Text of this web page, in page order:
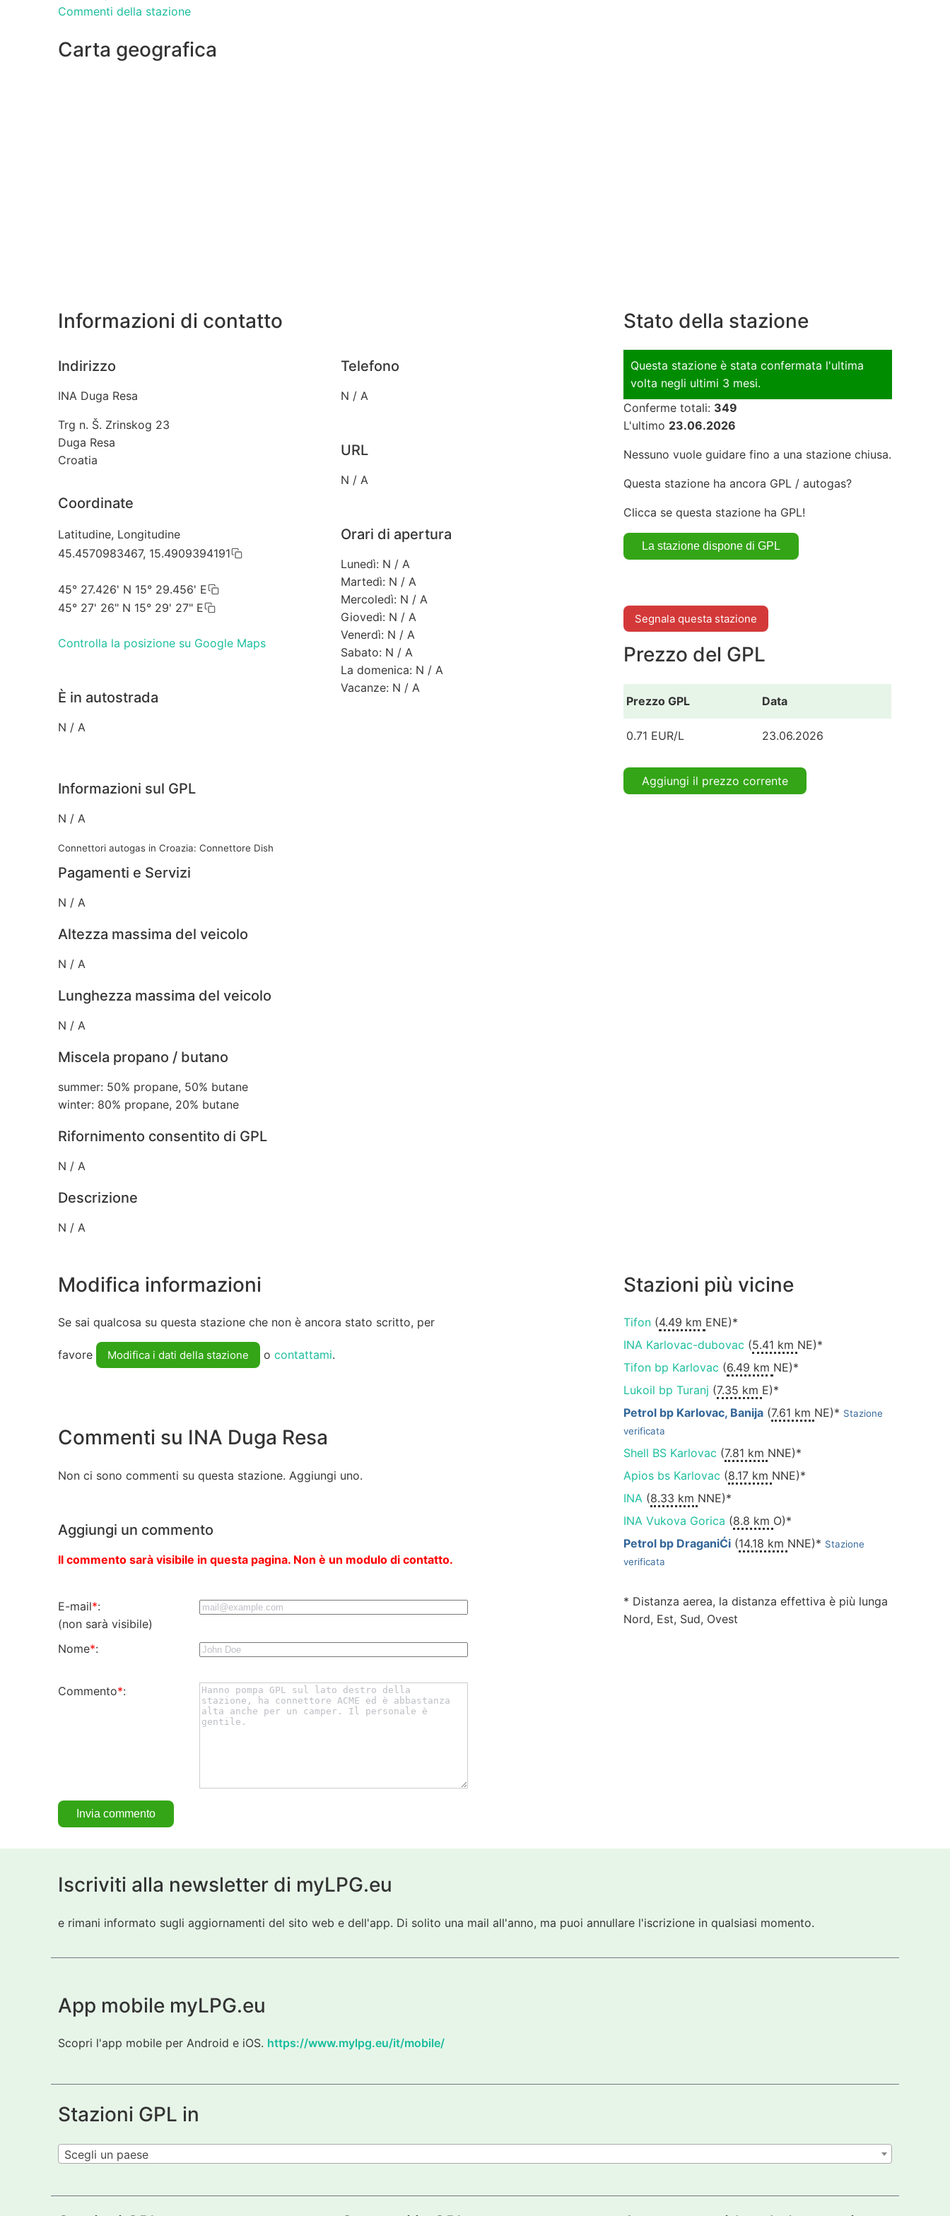
Commenti della stazione
Carta geografica
Informazioni di contatto
Indirizzo
INA Duga Resa
Trg n. Š. Zrinskog 23
Duga Resa
Croatia
Coordinate
Latitudine, Longitudine
45.4570983467, 15.4909394191
45° 27.426' N 15° 29.456' E
45° 27' 26" N 15° 29' 27" E
Controlla la posizione su Google Maps
È in autostrada
N / A
Telefono
N / A
URL
N / A
Orari di apertura
Lunedì: N / A
Martedì: N / A
Mercoledì: N / A
Giovedì: N / A
Venerdì: N / A
Sabato: N / A
La domenica: N / A
Vacanze: N / A
Informazioni sul GPL
N / A
Connettori autogas in Croazia: Connettore Dish
Pagamenti e Servizi
N / A
Altezza massima del veicolo
N / A
Lunghezza massima del veicolo
N / A
Miscela propano / butano
summer: 50% propane, 50% butane
winter: 80% propane, 20% butane
Rifornimento consentito di GPL
N / A
Descrizione
N / A
Stato della stazione
Questa stazione è stata confermata l'ultima
volta negli ultimi 3 mesi.
Conferme totali: 349
L'ultimo 23.06.2026
Nessuno vuole guidare fino a una stazione chiusa.
Questa stazione ha ancora GPL / autogas?
Clicca se questa stazione ha GPL!
Segnala questa stazione
Prezzo del GPL
Prezzo GPL Data
0.71 EUR/L 23.06.2026
Aggiungi il prezzo corrente
Modifica informazioni
Se sai qualcosa su questa stazione che non è ancora stato scritto, per
favore Modifica i dati della stazione o contattami.
Commenti su INA Duga Resa
Non ci sono commenti su questa stazione. Aggiungi uno.
Aggiungi un commento
Il commento sarà visibile in questa pagina. Non è un modulo di contatto.
E-mail*:
(non sarà visibile)
Nome*:
Commento*:
Stazioni più vicine
Tifon(4.49 km ENE)*
INA Karlovac-dubovac (5.41 km NE)*
Tifon bp Karlovac (6.49 km NE)*
Lukoil bp Turanj (7.35 km E)*
Petrol bp Karlovac, Banija(7.61 km NE)* Stazione
verificata
Shell BS Karlovac (7.81 km NNE)*
Apios bs Karlovac (8.17 km NNE)*
INA(8.33 km NNE)*
INA Vukova Gorica (8.8 km O)*
Petrol bp DraganiĆi(14.18 km NNE)* Stazione
verificata
* Distanza aerea, la distanza effettiva è più lunga
Nord, Est, Sud, Ovest
Iscriviti alla newsletter di myLPG.eu
e rimani informato sugli aggiornamenti del sito web e dell'app. Di solito una mail all'anno, ma puoi annullare l'iscrizione in qualsiasi momento.
App mobile myLPG.eu
Scopri l'app mobile per Android e iOS. https://www.mylpg.eu/it/mobile/
Stazioni GPL in
Scegli un paese